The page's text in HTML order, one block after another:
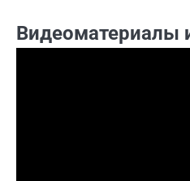
Видеоматериалы